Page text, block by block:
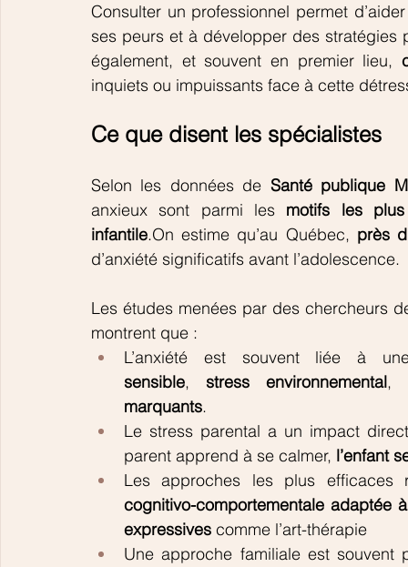
Consulter un professionnel permet
ses peurs et à développer des
également, et souvent en premier lieu,
inquiets ou impuissants face à cette
Ce que disent les spécialistes
Selon les données de Santé publique
anxieux sont parmi les motifs les
infantile.On estime qu’au Québec, près
d’anxiété significatifs avant l’adolescence.
Les études menées par des chercheurs
montrent que :
L’anxiété est souvent liée à
sensible, stress environnemental,
marquants.
Le stress parental a un impact
parent apprend à se calmer, l’enfant
Les approches les plus
cognitivo-comportementale adaptée à
expressives comme l’art-thérapie
Une approche familiale est